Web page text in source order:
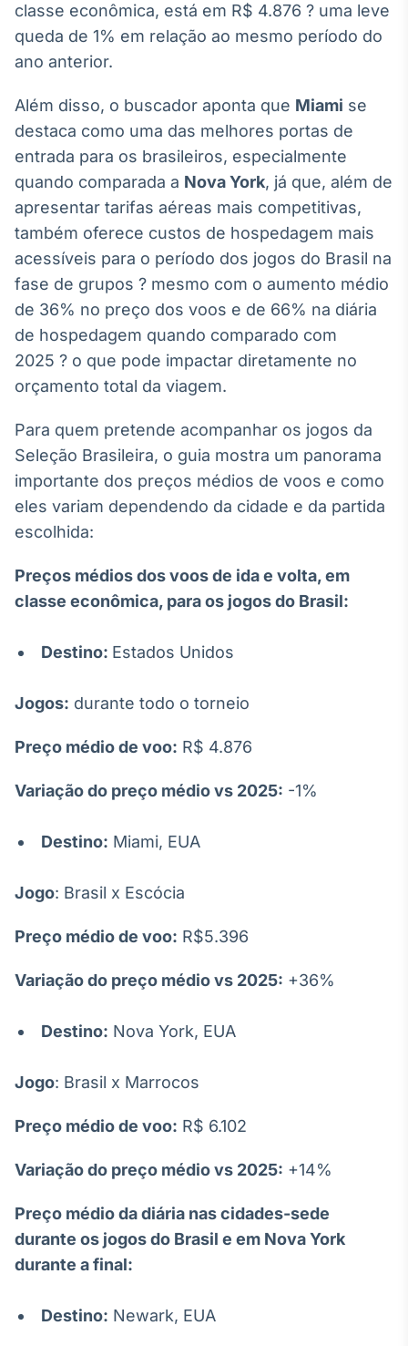
Wallboard
Conteúdos e
Broadcast
Curadoria
Curadoria de
noticiosos
Soluções de
Tecnologia
Broadcast
Radar
inteligente de
notícias e
Fundos
A melhor
plataforma para
de investimento
Em breve
Em breve
Investimentos
de ativos
Em breve
classe econômica, está em R$ 4.876 ? uma leve
queda de 1% em relação ao mesmo período do
ano anterior.
Além disso, o buscador aponta que Miami se
destaca como uma das melhores portas de
entrada para os brasileiros, especialmente
quando comparada a Nova York, já que, além de
apresentar tarifas aéreas mais competitivas,
também oferece custos de hospedagem mais
acessíveis para o período dos jogos do Brasil na
fase de grupos ? mesmo com o aumento médio
de 36% no preço dos voos e de 66% na diária
de hospedagem quando comparado com
2025 ? o que pode impactar diretamente no
orçamento total da viagem.
Para quem pretende acompanhar os jogos da
Seleção Brasileira, o guia mostra um panorama
importante dos preços médios de voos e como
eles variam dependendo da cidade e da partida
escolhida:
Preços médios dos voos de ida e volta, em
classe econômica, para os jogos do Brasil:
Destino: Estados Unidos
Jogos: durante todo o torneio
Preço médio de voo: R$ 4.876
Variação do preço médio vs 2025: -1%
Destino: Miami, EUA
Jogo: Brasil x Escócia
Preço médio de voo: R$5.396
Variação do preço médio vs 2025: +36%
Destino: Nova York, EUA
Jogo: Brasil x Marrocos
Preço médio de voo: R$ 6.102
Variação do preço médio vs 2025: +14%
Preço médio da diária nas cidades-sede
durante os jogos do Brasil e em Nova York
durante a final:
Destino: Newark, EUA